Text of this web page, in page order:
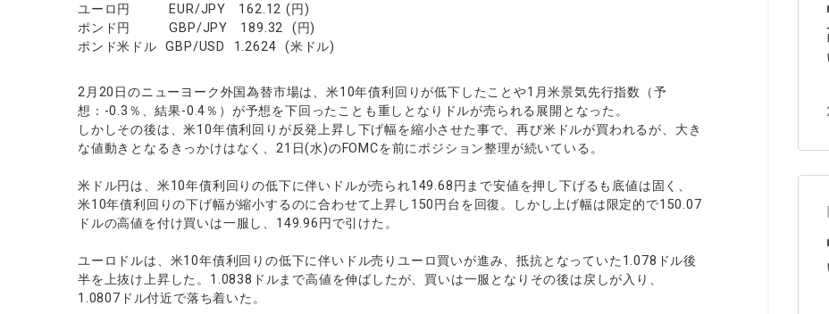
ユーロ円 EUR/JPY 162.12 (円)
ポンド円 GBP/JPY 189.32 (円)
ポンド米ドル GBP/USD 1.2624 (米ドル)
2月20日のニューヨーク外国為替市場は、米10年債利回りが低下したことや1月米景気先行指数（予
想：-0.3％、結果-0.4％）が予想を下回ったことも重しとなりドルが売られる展開となった。
しかしその後は、米10年債利回りが反発上昇し下げ幅を縮小させた事で、再び米ドルが買われるが、大き
な値動きとなるきっかけはなく、21日(水)のFOMCを前にポジション整理が続いている。
米ドル円は、米10年債利回りの低下に伴いドルが売られ149.68円まで安値を押し下げるも底値は固く、
米10年債利回りの下げ幅が縮小するのに合わせて上昇し150円台を回復。しかし上げ幅は限定的で150.07
ドルの高値を付け買いは一服し、149.96円で引けた。
ユーロドルは、米10年債利回りの低下に伴いドル売りユーロ買いが進み、抵抗となっていた1.078ドル後
半を上抜け上昇した。1.0838ドルまで高値を伸ばしたが、買いは一服となりその後は戻しが入り、
1.0807ドル付近で落ち着いた。